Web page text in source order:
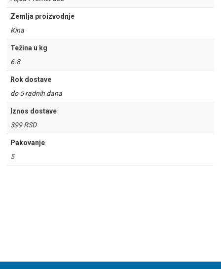
Zemlja proizvodnje
Kina
Težina u kg
6.8
Rok dostave
do 5 radnih dana
Iznos dostave
399 RSD
Pakovanje
5